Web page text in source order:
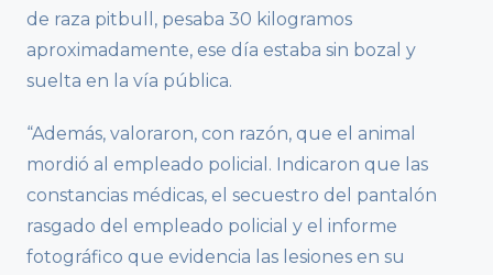
de raza pitbull, pesaba 30 kilogramos
aproximadamente, ese día estaba sin bozal y
suelta en la vía pública.
“Además, valoraron, con razón, que el animal
mordió al empleado policial. Indicaron que las
constancias médicas, el secuestro del pantalón
rasgado del empleado policial y el informe
fotográfico que evidencia las lesiones en su